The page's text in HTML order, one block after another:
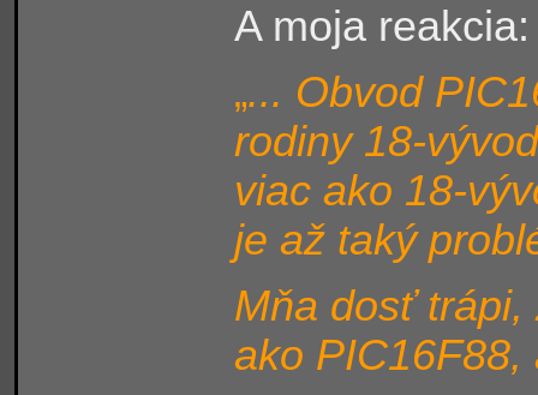
A moja reakcia:
„... Obvod
rodiny 18-
viac ako 18-
je až taký
Mňa dosť trápi,
ako